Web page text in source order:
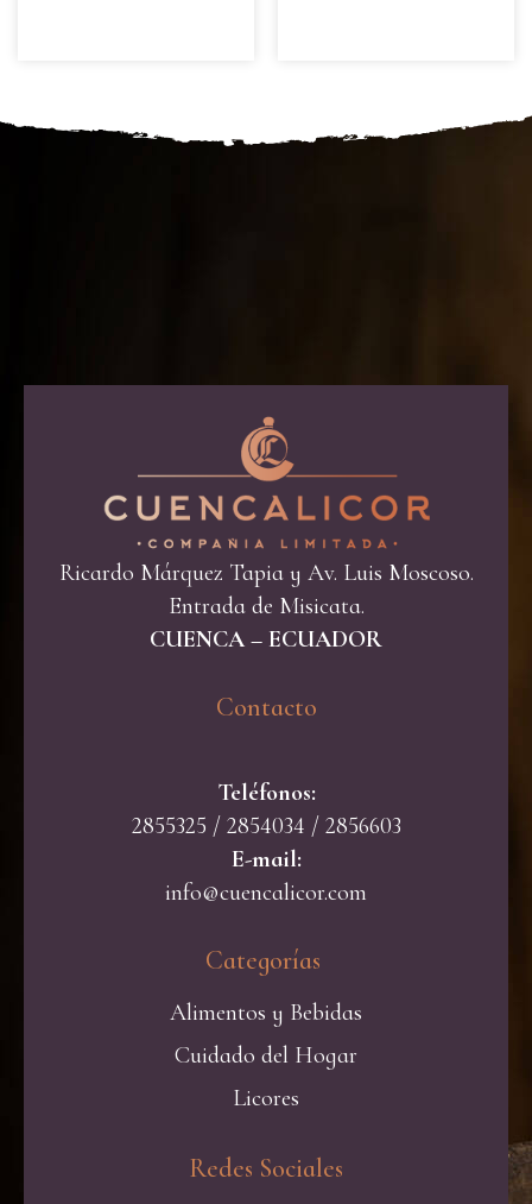
Ricardo Márquez Tapia y Av. Luis Moscoso.
Entrada de Misicata.
CUENCA – ECUADOR
Contacto​
Teléfonos:
2855325 / 2854034 / 2856603
E-mail:
info@cuencalicor.com
Categorías ​
Alimentos y Bebidas
Cuidado del Hogar
Licores
Redes Sociales